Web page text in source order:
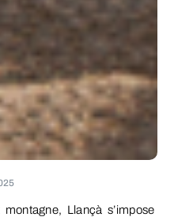
Llançà s’impose